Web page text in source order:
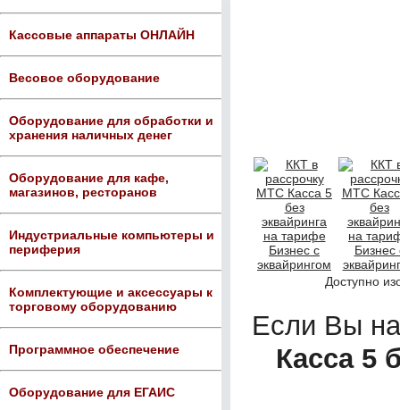
Кассовые аппараты ОНЛАЙН
Весовое оборудование
Оборудование для обработки и
хранения наличных денег
Оборудование для кафе,
магазинов, ресторанов
Индустриальные компьютеры и
периферия
Комплектующие и аксессуары к
торговому оборудованию
Программное обеспечение
Оборудование для ЕГАИС
Доступно
Если Вы
Касса 5